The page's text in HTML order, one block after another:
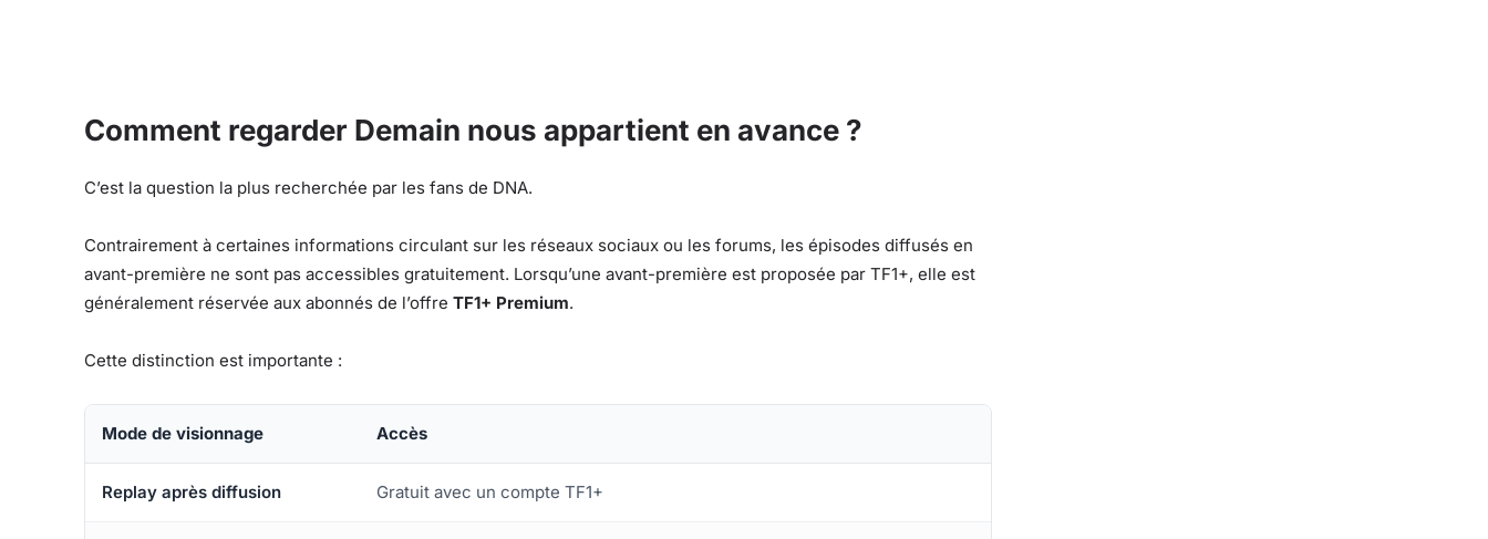
Comment regarder Demain nous appartient en avance ?
C’est la question la plus recherchée par les fans de DNA.
Contrairement à certaines informations circulant sur les réseaux sociaux ou les forums, les épisodes diffusés en
avant-première ne sont pas accessibles gratuitement. Lorsqu’une avant-première est proposée par TF1+, elle est
généralement réservée aux abonnés de l’offre TF1+ Premium.
Cette distinction est importante :
Mode de visionnage Accès
Replay après diffusion Gratuit avec un compte TF1+